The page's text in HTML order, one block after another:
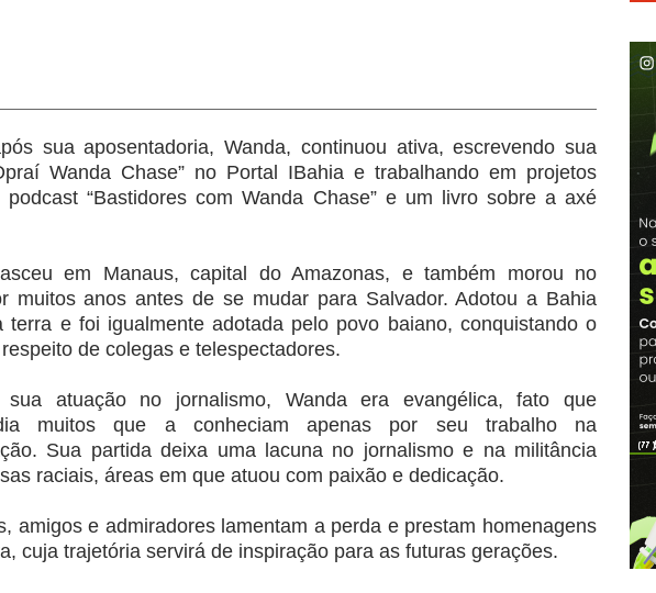
sua aposentadoria, Wanda, continuou ativa, escrevendo sua
Wanda Chase” no Portal IBahia e trabalhando em projetos
podcast “Bastidores com Wanda Chase” e um livro sobre a axé
em Manaus, capital do Amazonas, e também morou no
muitos anos antes de se mudar para Salvador. Adotou a Bahia
terra e foi igualmente adotada pelo povo baiano, conquistando o
de colegas e telespectadores.
atuação no jornalismo, Wanda era evangélica, fato que
muitos que a conheciam apenas por seu trabalho na
Sua partida deixa uma lacuna no jornalismo e na militância
raciais, áreas em que atuou com paixão e dedicação.
amigos e admiradores lamentam a perda e prestam homenagens
cuja trajetória servirá de inspiração para as futuras gerações.